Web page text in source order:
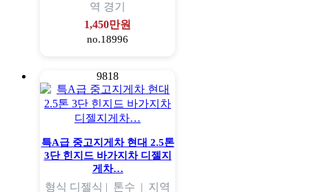
역 경기
1,450만원
no.18996
9818
특A급 중고지게차 현대 2.5톤
3단 힌지드 바가지차 디젤지
게차…
형식 디젤식 | 톤수 | 지역